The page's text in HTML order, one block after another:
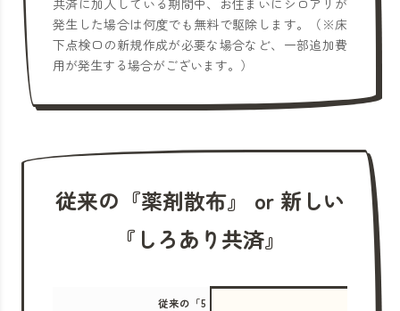
共済に加入している期間中、お住まいにシロアリが
発生した場合は何度でも無料で駆除します。（※床
下点検口の新規作成が必要な場合など、一部追加費
用が発生する場合がございます。）
従来の『薬剤散布』 or 新しい
『しろあり共済』
従来の「5